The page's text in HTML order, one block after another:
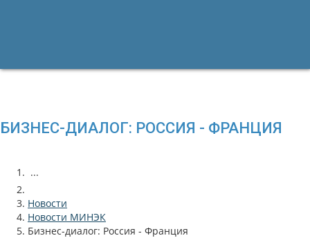
БИЗНЕС-ДИАЛОГ: РОССИЯ - ФРАНЦИЯ
...
Новости
Новости МИНЭК
Бизнес-диалог: Россия - Франция